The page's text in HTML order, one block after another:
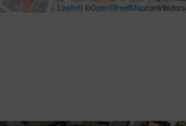
Leaflet| ©OpenStreetMapcontributors